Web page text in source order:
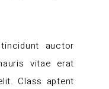
auctor
vitae erat
Class aptent